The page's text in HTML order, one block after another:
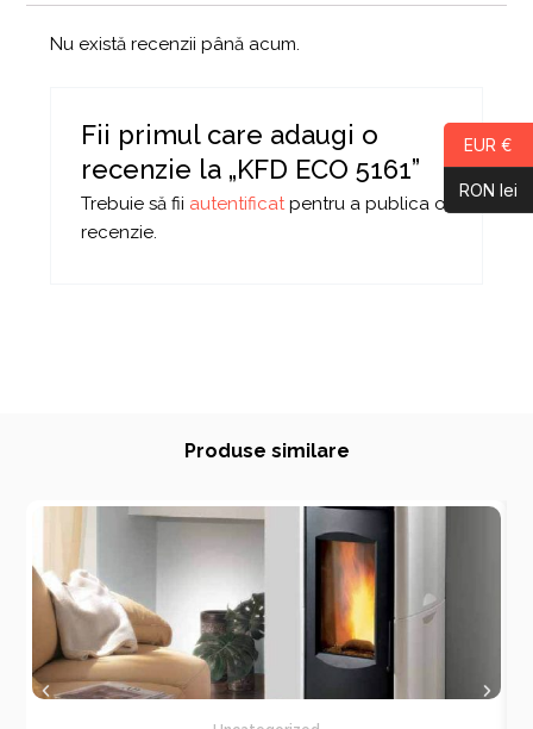
Nu există recenzii până acum.
Fii primul care adaugi o
recenzie la „KFD ECO 5161”
Trebuie să fii autentificatpentru a publica o
recenzie.
Produse similare
EUR €
RON lei